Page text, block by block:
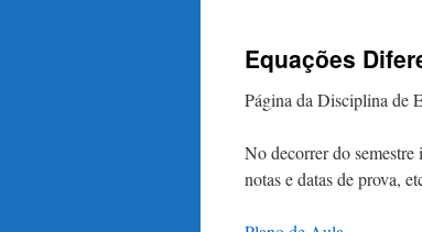
Equações
Página da Disciplina de
No decorrer do
notas e datas de prova,